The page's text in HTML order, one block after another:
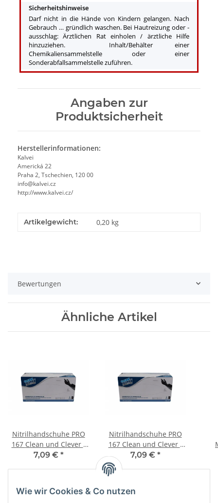
Sicherheitshinweise
Darf nicht in die Hände von Kindern gelangen. Nach
Gebrauch … gründlich waschen. Bei Hautreizung oder -
ausschlag: Ärztlichen Rat einholen / ärztliche Hilfe
hinzuziehen. Inhalt/Behälter einer
Chemikaliensammelstelle oder einer
Sonderabfallsammelstelle zuführen.
Angaben zur
Produktsicherheit
Herstellerinformationen:
Kalvei
Americká 22
Praha 2, Tschechien, 120 00
info@kalvei.cz
http://www.kalvei.cz/
Artikelgewicht: 0,20 kg
Bewertungen
Ähnliche Artikel
Nitrilhandschuhe PRO
167 Clean und Clever -
Größe M, 100 Stück,
7,09 € *
Nitrilhandschuhe PRO
167 Clean und Clever -
Größe S, 100 Stück,
Nitril, schwarz, latexfrei,
7,09 € *
Wie wir Cookies & Co nutzen